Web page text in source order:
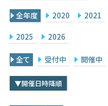
イベント情報
研究代表者専用
学内専用
全年度 2020 2021
2025 2026
全て 受付中 開催中
▼開催日時降順